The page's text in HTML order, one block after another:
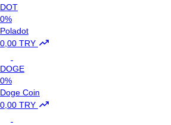
DOT
0%
Poladot
0,00 TRY
DOGE
0%
Doge Coin
0,00 TRY